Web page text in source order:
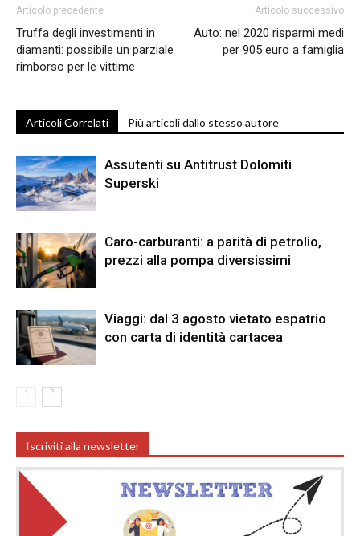
Articolo precedente
Truffa degli investimenti in
diamanti: possibile un parziale
rimborso per le vittime
Articolo successivo
Auto: nel 2020 risparmi medi
per 905 euro a famiglia
Articoli Correlati Più articoli dallo stesso autore
Assutenti su Antitrust Dolomiti
Superski
Caro-carburanti: a parità di petrolio,
prezzi alla pompa diversissimi
Viaggi: dal 3 agosto vietato espatrio
con carta di identità cartacea
Iscriviti alla newsletter